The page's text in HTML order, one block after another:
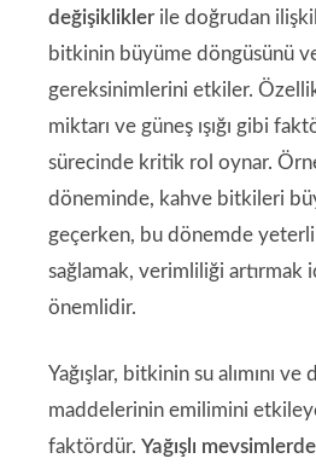
değişiklikler ile doğrudan
bitkinin büyüme döngüsünü
gereksinimlerini etkiler.
miktarı ve güneş ışığı gibi
sürecinde kritik rol oynar.
döneminde, kahve bitkileri
geçerken, bu dönemde
sağlamak, verimliliği artırmak
önemlidir.
Yağışlar, bitkinin su alımını ve
maddelerinin emilimini
faktördür. Yağışlı mevsimlerde